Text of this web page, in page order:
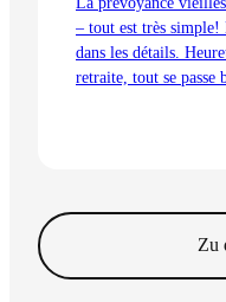
– tout est très simple!
dans les détails.
retraite, tout se passe
Zu